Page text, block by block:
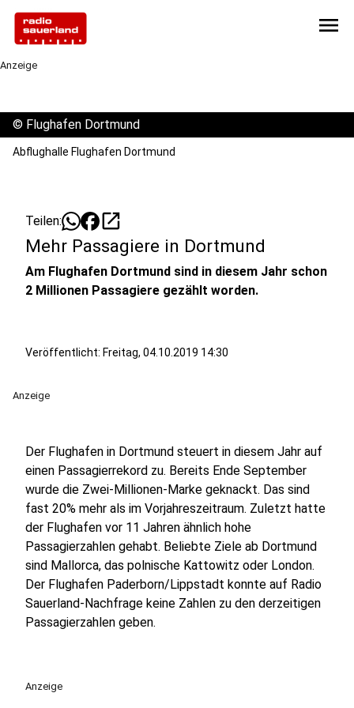
menu
Anzeige
© Flughafen Dortmund
Abflughalle Flughafen Dortmund
Teilen: open_in_new
Mehr Passagiere in Dortmund
Am Flughafen Dortmund sind in diesem Jahr schon
2 Millionen Passagiere gezählt worden.
Veröffentlicht: Freitag, 04.10.2019 14:30
Anzeige
Der Flughafen in Dortmund steuert in diesem Jahr auf
einen Passagierrekord zu. Bereits Ende September
wurde die Zwei-Millionen-Marke geknackt. Das sind
fast 20% mehr als im Vorjahreszeitraum. Zuletzt hatte
der Flughafen vor 11 Jahren ähnlich hohe
Passagierzahlen gehabt. Beliebte Ziele ab Dortmund
sind Mallorca, das polnische Kattowitz oder London.
Der Flughafen Paderborn/Lippstadt konnte auf Radio
Sauerland-Nachfrage keine Zahlen zu den derzeitigen
Passagierzahlen geben.
Anzeige